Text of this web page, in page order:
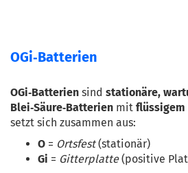
OGi‑Batterien
OGi‑Batterien sind stationäre,
Blei‑Säure‑Batterien mit
setzt sich zusammen aus:
O = Ortsfest (stationär)
Gi = Gitterplatte (positive